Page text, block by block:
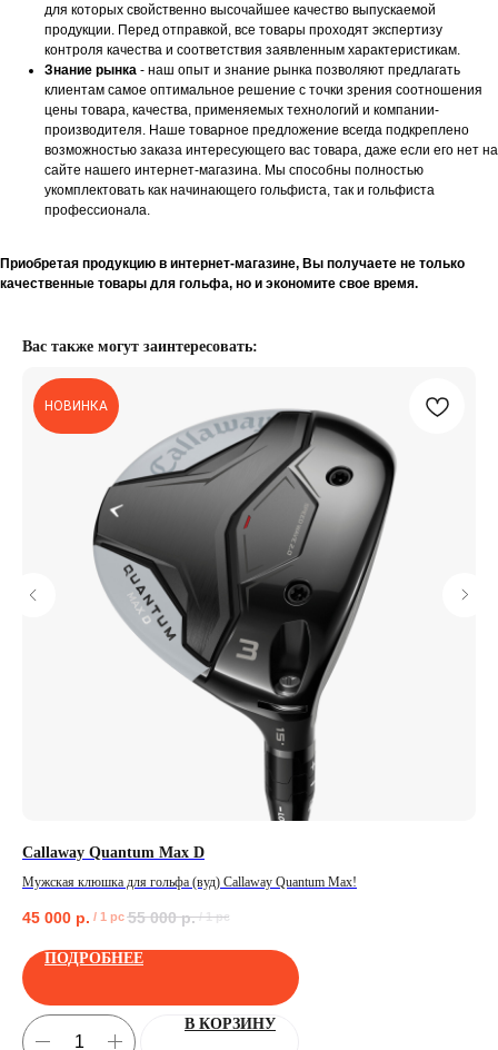
для которых свойственно высочайшее качество выпускаемой
продукции. Перед отправкой, все товары проходят экспертизу
контроля качества и соответствия заявленным характеристикам.
Знание рынка - наш опыт и знание рынка позволяют предлагать
клиентам самое оптимальное решение с точки зрения соотношения
цены товара, качества, применяемых технологий и компании-
производителя. Наше товарное предложение всегда подкреплено
возможностью заказа интересующего вас товара, даже если его нет на
сайте нашего интернет-магазина. Мы способны полностью
укомплектовать как начинающего гольфиста, так и гольфиста
профессионала.
Приобретая продукцию в интернет-магазине, Вы получаете не только
качественные товары для гольфа, но и экономите свое время.
Вас также могут заинтересовать:
НОВИНКА
Callaway Quantum Max D
Мужская клюшка для гольфа (вуд) Callaway Quantum Max!
45 000 р. / 1 pc 55 000 р. / 1 pc
ПОДРОБНЕЕ
В КОРЗИНУ